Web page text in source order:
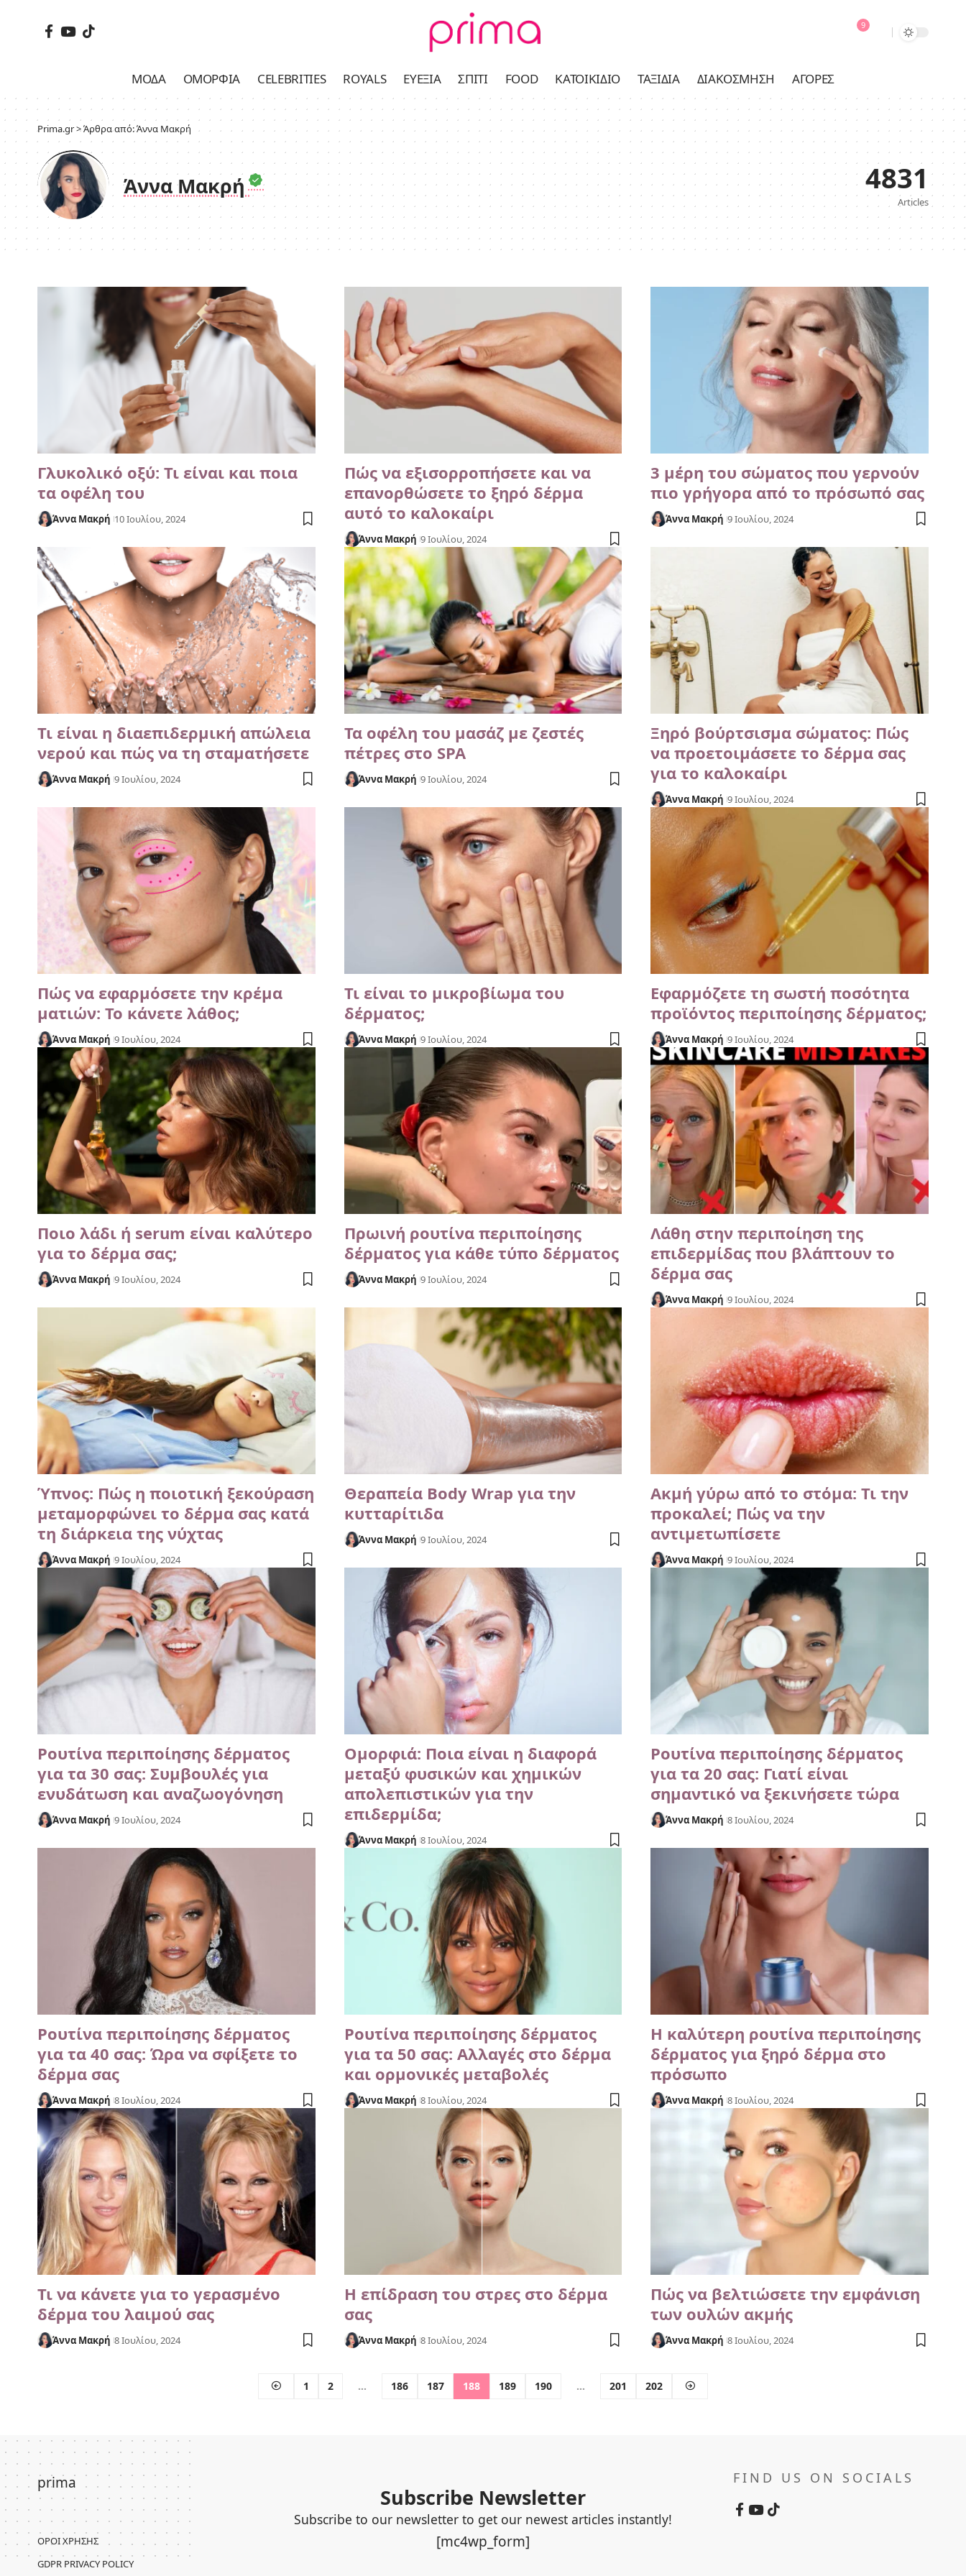
9
ΜΌΔΑ ΟΜΟΡΦΙΆ CELEBRITIES ROYALS ΕΥΕΞΊΑ ΣΠΊΤΙ FOOD ΚΑΤΟΙΚΊΔΙΟ ΤΑΞΊΔΙΑ ΔΙΑΚΌΣΜΗΣΗ ΑΓΟΡΈΣ
Prima.gr>Άρθρα από: Άννα Μακρή
Άννα Μακρή 4831
Articles
Γλυκολικό οξύ: Τι είναι και ποια
τα οφέλη του
Άννα Μακρή 10 Ιουλίου, 2024
Πώς να εξισορροπήσετε και να
επανορθώσετε το ξηρό δέρμα
αυτό το καλοκαίρι
Άννα Μακρή 9 Ιουλίου, 2024
3 μέρη του σώματος που γερνούν
πιο γρήγορα από το πρόσωπό σας
Άννα Μακρή 9 Ιουλίου, 2024
Τι είναι η διαεπιδερμική απώλεια
νερού και πώς να τη σταματήσετε
Άννα Μακρή 9 Ιουλίου, 2024
Τα οφέλη του μασάζ με ζεστές
πέτρες στο SPA
Άννα Μακρή 9 Ιουλίου, 2024
Ξηρό βούρτσισμα σώματος: Πώς
να προετοιμάσετε το δέρμα σας
για το καλοκαίρι
Άννα Μακρή 9 Ιουλίου, 2024
Πώς να εφαρμόσετε την κρέμα
ματιών: Το κάνετε λάθος;
Άννα Μακρή 9 Ιουλίου, 2024
Τι είναι το μικροβίωμα του
δέρματος;
Άννα Μακρή 9 Ιουλίου, 2024
Εφαρμόζετε τη σωστή ποσότητα
προϊόντος περιποίησης δέρματος;
Άννα Μακρή 9 Ιουλίου, 2024
Ποιο λάδι ή serum είναι καλύτερο
για το δέρμα σας;
Άννα Μακρή 9 Ιουλίου, 2024
Πρωινή ρουτίνα περιποίησης
δέρματος για κάθε τύπο δέρματος
Άννα Μακρή 9 Ιουλίου, 2024
Λάθη στην περιποίηση της
επιδερμίδας που βλάπτουν το
δέρμα σας
Άννα Μακρή 9 Ιουλίου, 2024
Ύπνος: Πώς η ποιοτική ξεκούραση
μεταμορφώνει το δέρμα σας κατά
τη διάρκεια της νύχτας
Άννα Μακρή 9 Ιουλίου, 2024
Θεραπεία Body Wrap για την
κυτταρίτιδα
Άννα Μακρή 9 Ιουλίου, 2024
Ακμή γύρω από το στόμα: Τι την
προκαλεί; Πώς να την
αντιμετωπίσετε
Άννα Μακρή 9 Ιουλίου, 2024
Ρουτίνα περιποίησης δέρματος
για τα 30 σας: Συμβουλές για
ενυδάτωση και αναζωογόνηση
Άννα Μακρή 9 Ιουλίου, 2024
Ομορφιά: Ποια είναι η διαφορά
μεταξύ φυσικών και χημικών
απολεπιστικών για την
επιδερμίδα;
Άννα Μακρή 8 Ιουλίου, 2024
Ρουτίνα περιποίησης δέρματος
για τα 20 σας: Γιατί είναι
σημαντικό να ξεκινήσετε τώρα
Άννα Μακρή 8 Ιουλίου, 2024
Ρουτίνα περιποίησης δέρματος
για τα 40 σας: Ώρα να σφίξετε το
δέρμα σας
Άννα Μακρή 8 Ιουλίου, 2024
Ρουτίνα περιποίησης δέρματος
για τα 50 σας: Αλλαγές στο δέρμα
και ορμονικές μεταβολές
Άννα Μακρή 8 Ιουλίου, 2024
Η καλύτερη ρουτίνα περιποίησης
δέρματος για ξηρό δέρμα στο
πρόσωπο
Άννα Μακρή 8 Ιουλίου, 2024
Τι να κάνετε για το γερασμένο
δέρμα του λαιμού σας
Άννα Μακρή 8 Ιουλίου, 2024
Η επίδραση του στρες στο δέρμα
σας
Άννα Μακρή 8 Ιουλίου, 2024
Πώς να βελτιώσετε την εμφάνιση
των ουλών ακμής
Άννα Μακρή 8 Ιουλίου, 2024
1 2 … 186 187 188 189 190 … 201 202
prima
ΌΡΟΙ ΧΡΉΣΗΣ
GDPR PRIVACY POLICY
Subscribe Newsletter
Subscribe to our newsletter to get our newest articles instantly!
[mc4wp_form]
FIND US ON SOCIALS